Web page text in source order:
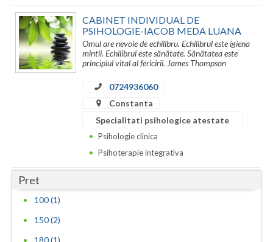
CABINET INDIVIDUAL DE
PSIHOLOGIE-IACOB MEDA LUANA
Omul are nevoie de echilibru. Echilibrul este igiena
mintii. Echilibrul este sănătate. Sănătatea este
principiul vital al fericirii. James Thompson
0724936060
Constanta
Specialitati psihologice atestate
Psihologie clinica
Psihoterapie integrativa
Pret
100 (1)
150 (2)
180 (1)